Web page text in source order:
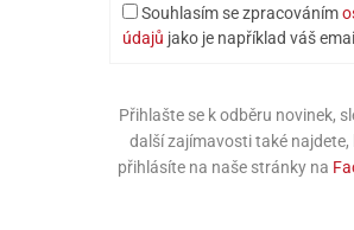
Souhlasím se zpracováním
údajů jako je například váš email
Přihlašte se k odběru novinek,
další zajímavosti také najdete,
přihlásíte na naše stránky na